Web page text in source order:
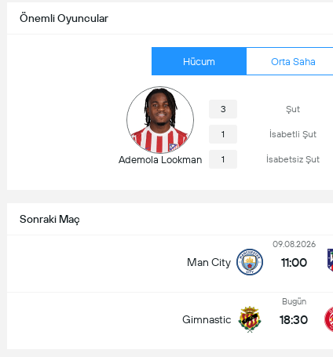
Sonraki Maç
Man City
09.08.2026
11:00
Gimnastic
Bugün
18:30
Önemli Oyuncular
Hücum Orta Saha
Ademola Lookman
3 Şut
1 İsabetli Şut
1 İsabetsiz Şut